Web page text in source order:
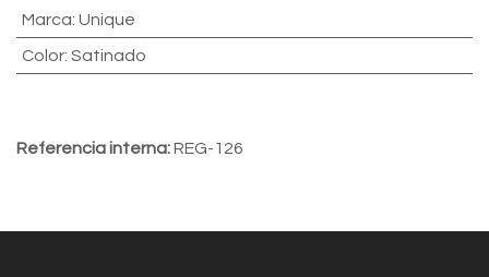
Marca: Unique
Color: Satinado
Referencia interna:REG-126